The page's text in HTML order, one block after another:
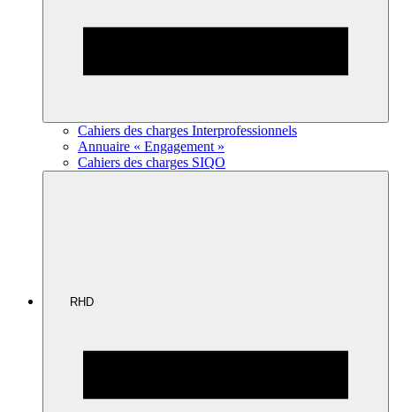
Cahiers des charges Interprofessionnels
Annuaire « Engagement »
Cahiers des charges SIQO
RHD